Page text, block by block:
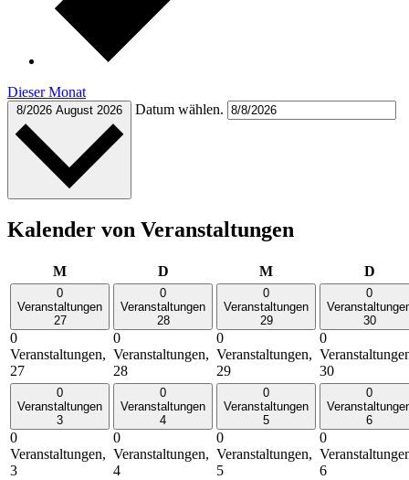
Dieser Monat
8/2026 August 2026 Datum wählen.
Kalender von Veranstaltungen
MMontag DDienstag MMittwoch D
0
Veranstaltungen
27
0
Veranstaltungen,
27
0
Veranstaltungen
28
0
Veranstaltungen,
28
0
Veranstaltungen
29
0
Veranstaltungen,
29
0
30
0
30
0
Veranstaltungen
3
0
Veranstaltungen,
3
0
Veranstaltungen
4
0
Veranstaltungen,
4
0
Veranstaltungen
5
0
Veranstaltungen,
5
0
6
0
6